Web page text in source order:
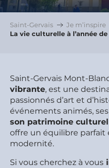
Saint-Gervais
Je m’inspire
La vie culturelle à l’année
Saint-Gervais Mont-
vibrante, est une
passionnés d’art et
événements animés, ses
son patrimoine
offre un équilibre
modernité.
Si vous cherchez à vous